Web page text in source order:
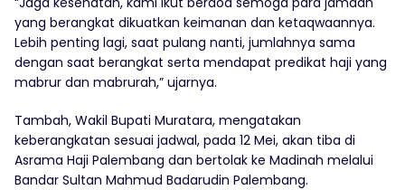
yang berangkat dikuatkan keimanan dan ketaqwaannya.
Lebih penting lagi, saat pulang nanti, jumlahnya sama
dengan saat berangkat serta mendapat predikat haji yang
mabrur dan mabrurah,” ujarnya.
Tambah, Wakil Bupati Muratara, mengatakan
keberangkatan sesuai jadwal, pada 12 Mei, akan tiba di
Asrama Haji Palembang dan bertolak ke Madinah melalui
Bandar Sultan Mahmud Badarudin Palembang.